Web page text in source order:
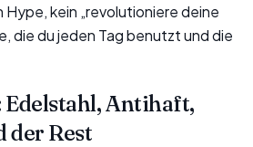
Hype, kein „revolutioniere deine
die du jeden Tag benutzt und die
Edelstahl, Antihaft,
der Rest